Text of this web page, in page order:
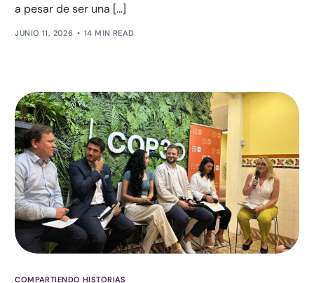
a pesar de ser una […]
JUNIO 11, 2026 14 MIN READ
COMPARTIENDO HISTORIAS